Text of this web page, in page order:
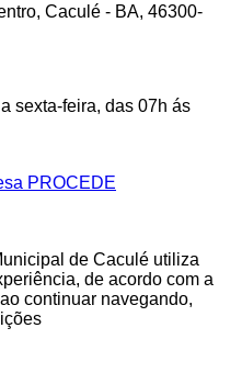
Caculé - BA, 46300-
sexta-feira, das 07h ás
de Caculé utiliza
de acordo com a
continuar navegando,